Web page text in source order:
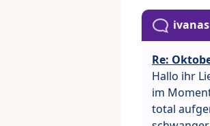
Re:
Hallo ihr
im
total